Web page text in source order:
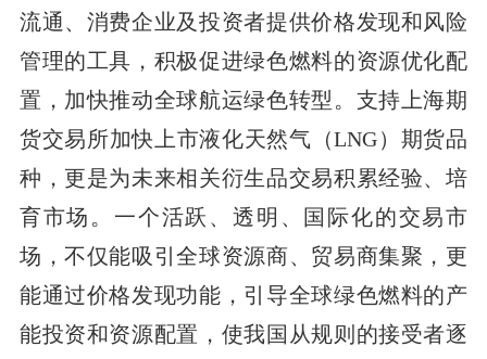
流通、消费企业及投资者提供价格发现和风险
管理的工具，积极促进绿色燃料的资源优化配
置，加快推动全球航运绿色转型。支持上海期
货交易所加快上市液化天然气（LNG）期货品
种，更是为未来相关衍生品交易积累经验、培
育市场。一个活跃、透明、国际化的交易市
场，不仅能吸引全球资源商、贸易商集聚，更
能通过价格发现功能，引导全球绿色燃料的产
能投资和资源配置，使我国从规则的接受者逐